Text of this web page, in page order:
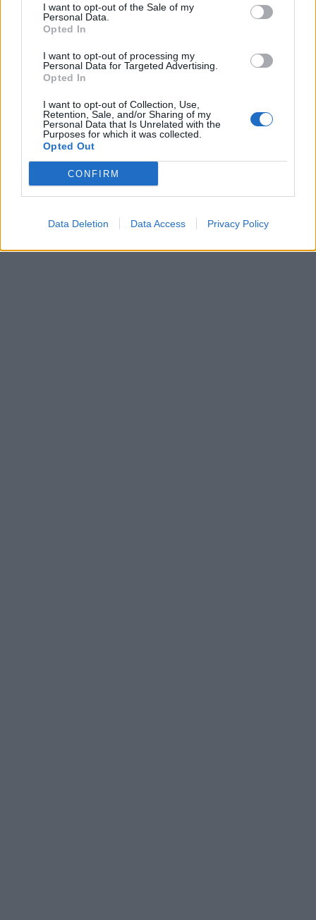
I want to opt-out of the Sale of my
Personal Data.
Opted In
I want to opt-out of processing my
Personal Data for Targeted Advertising.
Opted In
I want to opt-out of Collection, Use,
Retention, Sale, and/or Sharing of my
Personal Data that Is Unrelated with the
Purposes for which it was collected.
Opted Out
CONFIRM
Data Deletion Data Access Privacy Policy